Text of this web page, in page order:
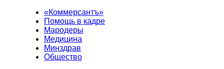
«Коммерсантъ»
Помощь в кадре
Мародеры
Медицина
Минздрав
Общество